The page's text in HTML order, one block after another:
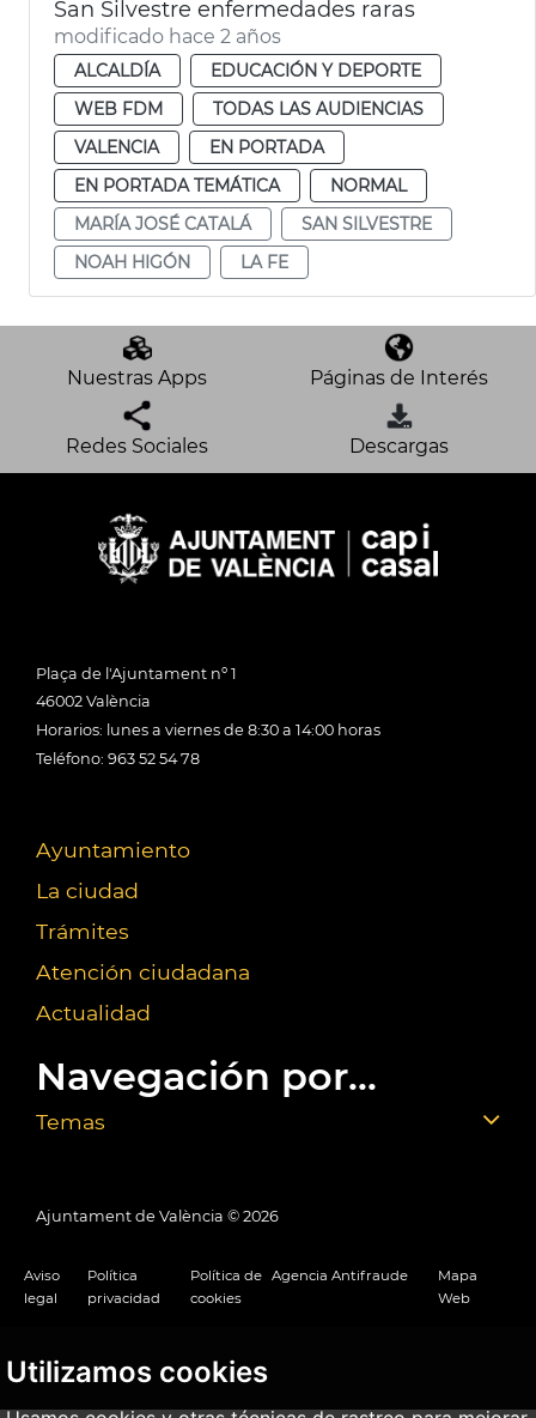
Utilizamos cookies
San Silvestre enfermedades raras
modificado hace 2 años
ALCALDÍA
EDUCACIÓN Y DEPORTE
WEB FDM
TODAS LAS AUDIENCIAS
VALENCIA
EN PORTADA
EN PORTADA TEMÁTICA
NORMAL
MARÍA JOSÉ CATALÁ
SAN SILVESTRE
NOAH HIGÓN
LA FE
Nuestras Apps Páginas de Interés
Redes Sociales Descargas
Plaça de l'Ajuntament nº 1
46002 València
Horarios: lunes a viernes de 8:30 a 14:00 horas
Teléfono: 963 52 54 78
Ayuntamiento
La ciudad
Trámites
Atención ciudadana
Actualidad
Navegación por...
Temas
Ajuntament de València © 2026
Aviso
legal
Política
privacidad
Política de
cookies
Agencia Antifraude
Mapa
Web